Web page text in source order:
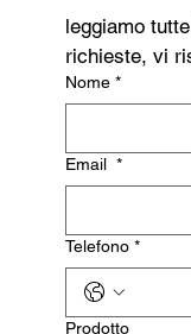
leggiamo
richieste, vi
Nome *
Email *
Telefono *
Prodotto